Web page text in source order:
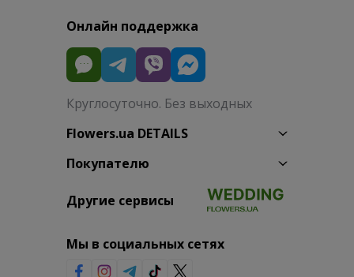
Онлайн поддержка
Круглосуточно. Без выходных
Flowers.ua DETAILS
Покупателю
Другие сервисы
Мы в социальных сетях